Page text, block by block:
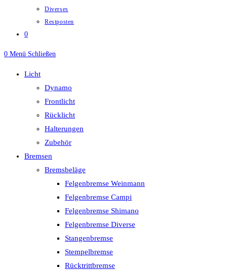
Diverses
Restposten
0
0 Menü Schließen
Licht
Dynamo
Frontlicht
Rücklicht
Halterungen
Zubehör
Bremsen
Bremsbeläge
Felgenbremse Weinmann
Felgenbremse Campi
Felgenbremse Shimano
Felgenbremse Diverse
Stangenbremse
Stempelbremse
Rücktrittbremse